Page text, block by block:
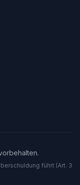
führt (Art. 3